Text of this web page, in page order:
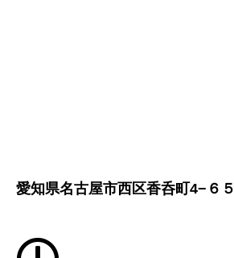
愛知県名古屋市西区香呑町4−６５